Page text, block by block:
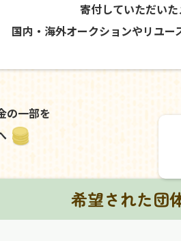
寄付していただいたメ
国内・海外オークションやリユー
の一部を
希望された団